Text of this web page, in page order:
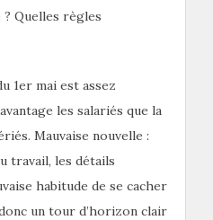
Quelles règles
1er mai est assez
les salariés que la
Mauvaise nouvelle :
travail, les détails
habitude de se cacher
un tour d’horizon clair